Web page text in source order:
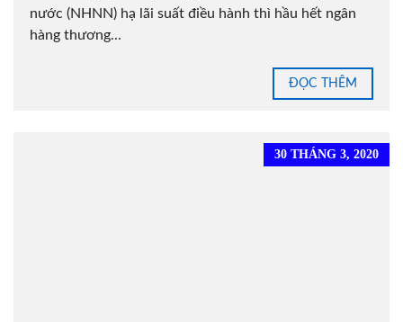
nước (NHNN) hạ lãi suất điều hành thì hầu hết ngân
hàng thương...
ĐỌC THÊM
30 THÁNG 3, 2020